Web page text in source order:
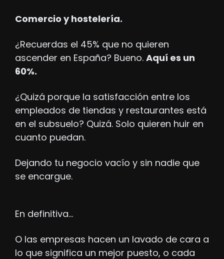
Comercio y hostelería.
¿Recuerdas el 45% que no quieren
ascender en España? Bueno. Aquí es un
60%.
¿Quizá porque la satisfacción entre los
empleados de tiendas y restaurantes está
en el subsuelo? Quizá. Solo quieren huir en
cuanto puedan.
Dejando tu negocio vacío y sin nadie que
se encargue.
En definitiva…
O las empresas hacen un lavado de cara a
lo que significa un mejor puesto, o cada